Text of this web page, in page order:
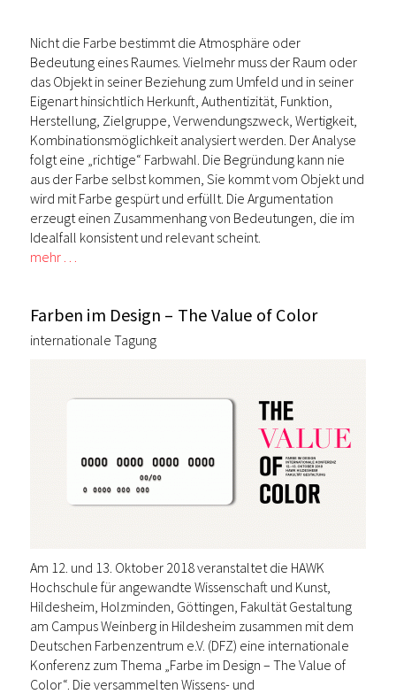
Nicht die Farbe bestimmt die Atmosphäre oder
Bedeutung eines Raumes. Vielmehr muss der Raum oder
das Objekt in seiner Beziehung zum Umfeld und in seiner
Eigenart hinsichtlich Herkunft, Authentizität, Funktion,
Herstellung, Zielgruppe, Verwendungszweck, Wertigkeit,
Kombinationsmöglichkeit analysiert werden. Der Analyse
folgt eine „richtige“ Farbwahl. Die Begründung kann nie
aus der Farbe selbst kommen, Sie kommt vom Objekt und
wird mit Farbe gespürt und erfüllt. Die Argumentation
erzeugt einen Zusammenhang von Bedeutungen, die im
Idealfall konsistent und relevant scheint.
mehr …
Farben im Design – The Value of Color
internationale Tagung
Am 12. und 13. Oktober 2018 veranstaltet die HAWK
Hochschule für angewandte Wissenschaft und Kunst,
Hildesheim, Holzminden, Göttingen, Fakultät Gestaltung
am Campus Weinberg in Hildesheim zusammen mit dem
Deutschen Farbenzentrum e.V. (DFZ) eine internationale
Konferenz zum Thema „Farbe im Design – The Value of
Color“. Die versammelten Wissens- und